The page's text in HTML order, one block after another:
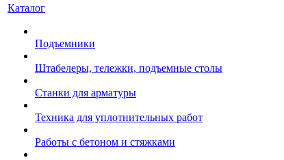
Каталог
Подъемники
Штабелеры, тележки, подъемные столы
Станки для арматуры
Техника для уплотнительных работ
Работы с бетоном и стяжками